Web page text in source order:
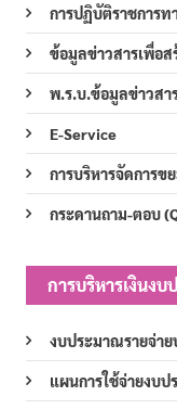
การปฏิบัติราชการท
ข้อมูลข่าวสารเพื่อส
พ.ร.บ.ข้อมูลข่าวสา
E-Service
การบริหารจัดการข
กระดานถาม-ตอบ
การบริหารเงินง
งบประมาณรายจ่าย
แผนการใช้จ่ายงบ